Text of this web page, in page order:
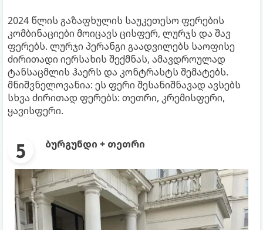
2024 წლის გაზაფხულის საუკეთესო ფერების
კომბინაციები მოიცავს ცისფერ, ლურჯს და შავ
ფერებს. ლურჯი პერანგი გაადვილებს საოფისე
ძირითადი იერსახის შექმნას, ამავდროულად
ტანსაცმლის ჰაერს და კონტრასტს შემატებს.
მნიშვნელოვანია: ეს ფერი შესანიშნავად ავსებს
სხვა ძირითად ფერებს: თეთრი, კრემისფერი,
ყავისფერი.
ბურგუნდი + თეთრი